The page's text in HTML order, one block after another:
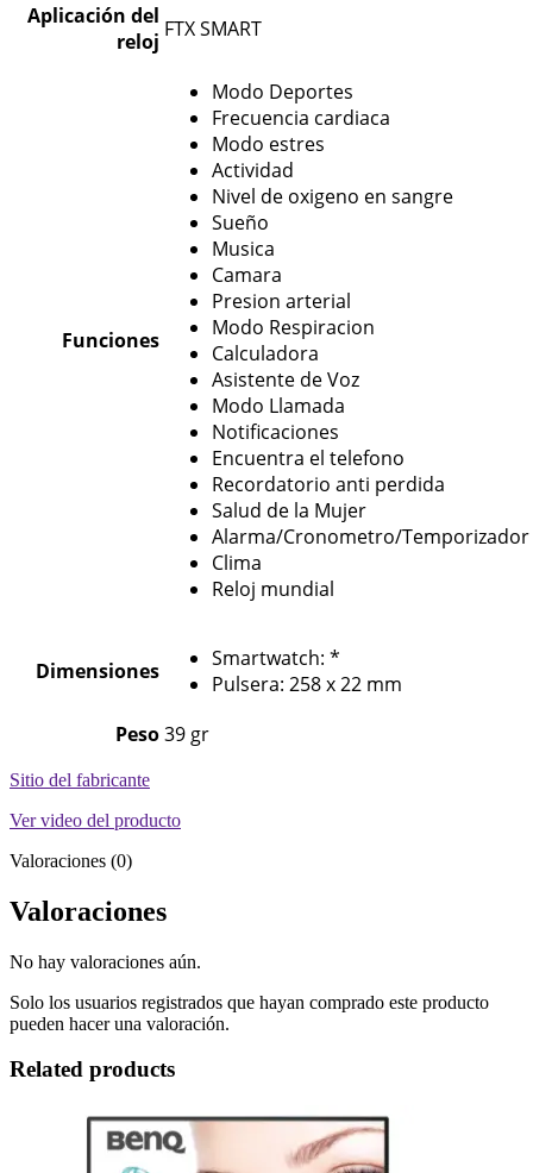
Aplicación del
reloj FTX SMART
Funciones
Modo Deportes
Frecuencia cardiaca
Modo estres
Actividad
Nivel de oxigeno en sangre
Sueño
Musica
Camara
Presion arterial
Modo Respiracion
Calculadora
Asistente de Voz
Modo Llamada
Notificaciones
Encuentra el telefono
Recordatorio anti perdida
Salud de la Mujer
Alarma/Cronometro/Temporizador
Clima
Reloj mundial
Dimensiones
Smartwatch: *
Pulsera: 258 x 22 mm
Peso39 gr
Sitio del fabricante
Ver video del producto
Valoraciones (0)
Valoraciones
No hay valoraciones aún.
Solo los usuarios registrados que hayan comprado este producto
pueden hacer una valoración.
Related products